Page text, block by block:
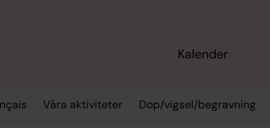
Kalender
Våra aktiviteter Dop/vigsel/begravning